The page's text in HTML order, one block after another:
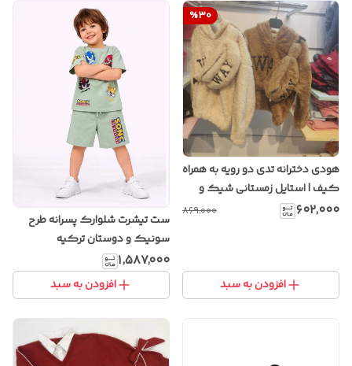
%30
هودی دخترانه تدی دو رویه به همراه
کیف | استایل زمستانی شیک و
گرم با پارچه پشمی نرم
۶۰۲٬۰۰۰ ۸۶۹٬۰۰۰
افزودن به سبد
ست تیشرت شلوارک پسرانه طرح
سونیک و دوستان ترکیه
۱٬۵۸۷٬۰۰۰
افزودن به سبد